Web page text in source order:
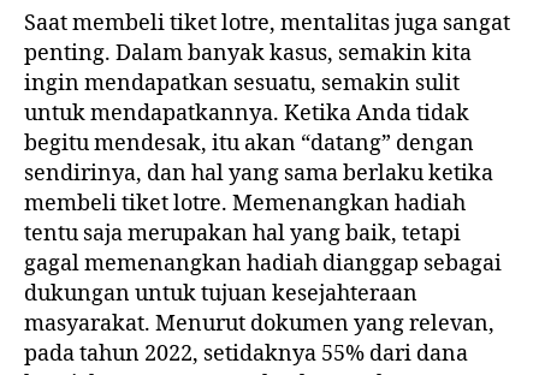
Saat membeli tiket lotre, mentalitas juga sangat
penting. Dalam banyak kasus, semakin kita
ingin mendapatkan sesuatu, semakin sulit
untuk mendapatkannya. Ketika Anda tidak
begitu mendesak, itu akan “datang” dengan
sendirinya, dan hal yang sama berlaku ketika
membeli tiket lotre. Memenangkan hadiah
tentu saja merupakan hal yang baik, tetapi
gagal memenangkan hadiah dianggap sebagai
dukungan untuk tujuan kesejahteraan
masyarakat. Menurut dokumen yang relevan,
pada tahun 2022, setidaknya 55% dari dana